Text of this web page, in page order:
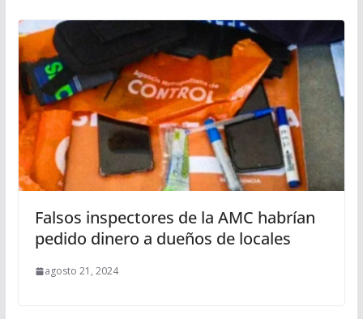
Falsos inspectores de la AMC habrían
pedido dinero a dueños de locales
agosto 21, 2024